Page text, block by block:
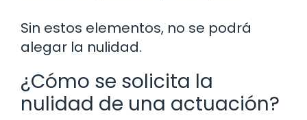
Sin estos elementos, no se podrá
alegar la nulidad.
¿Cómo se solicita la
nulidad de una actuación?